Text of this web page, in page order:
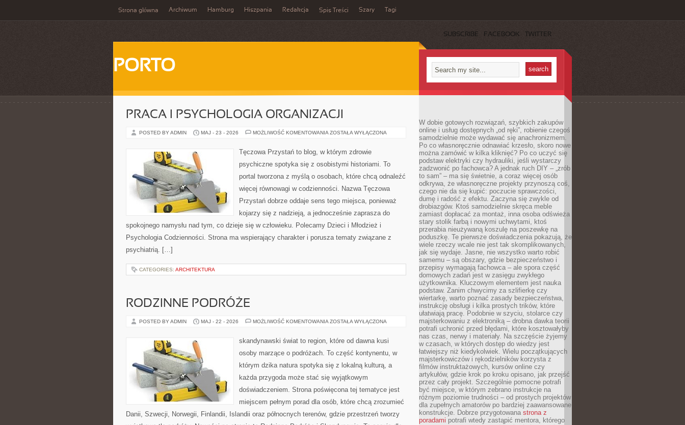
Strona główna Archiwum Hamburg Hiszpania Redakcja Spis Treści Szary Tagi
SUBSCRIBE FACEBOOK TWITTER
PORTO
PRACA I PSYCHOLOGIA ORGANIZACJI
POSTED BY ADMIN MAJ - 23 - 2026 MOŻLIWOŚĆ KOMENTOWANIA PRACA
ORGANIZACJI
ZOSTAŁA WYŁĄCZONA
Tęczowa Przystań to blog, w którym zdrowie
psychiczne spotyka się z osobistymi historiami. To
portal tworzona z myślą o osobach, które chcą odnaleźć
więcej równowagi w codzienności. Nazwa Tęczowa
Przystań dobrze oddaje sens tego miejsca, ponieważ
kojarzy się z nadzieją, a jednocześnie zaprasza do
spokojnego namysłu nad tym, co dzieje się w człowieku. Polecamy Dzieci i Młodzież i
Psychologia Codzienności. Strona ma wspierający charakter i porusza tematy związane z
psychiatrią. […]
CATEGORIES: ARCHITEKTURA
RODZINNE PODRÓŻE
POSTED BY ADMIN MAJ - 22 - 2026 MOŻLIWOŚĆ KOMENTOWANIA RODZINNE
ZOSTAŁA WYŁĄCZONA
skandynawski świat to region, które od dawna kusi
osoby marzące o podróżach. To część kontynentu, w
którym dzika natura spotyka się z lokalną kulturą, a
każda przygoda może stać się wyjątkowym
doświadczeniem. Strona poświęcona tej tematyce jest
miejscem pełnym porad dla osób, które chcą zrozumieć
Danii, Szwecji, Norwegii, Finlandii, Islandii oraz północnych terenów, gdzie przestrzeń tworzy
W dobie gotowych rozwiązań, szybkich zakupów
online i usług dostępnych „od ręki”, robienie czegoś
samodzielnie może wydawać się anachronizmem.
Po co własnoręcznie odnawiać krzesło, skoro nowe
można zamówić w kilka kliknięć? Po co uczyć się
podstaw elektryki czy hydrauliki, jeśli wystarczy
zadzwonić po fachowca? A jednak ruch DIY – „zrób
to sam” – ma się świetnie, a coraz więcej osób
odkrywa, że własnoręczne projekty przynoszą coś,
czego nie da się kupić: poczucie sprawczości,
dumę i radość z efektu. Zaczyna się zwykle od
drobiazgów. Ktoś samodzielnie skręca meble
zamiast dopłacać za montaż, inna osoba odświeża
stary stolik farbą i nowymi uchwytami, ktoś
przerabia nieużywaną koszulę na poszewkę na
poduszkę. Te pierwsze doświadczenia pokazują, że
wiele rzeczy wcale nie jest tak skomplikowanych,
jak się wydaje. Jasne, nie wszystko warto robić
samemu – są obszary, gdzie bezpieczeństwo i
przepisy wymagają fachowca – ale spora część
domowych zadań jest w zasięgu zwykłego
użytkownika. Kluczowym elementem jest nauka
podstaw. Zanim chwycimy za szlifierkę czy
wiertarkę, warto poznać zasady bezpieczeństwa,
instrukcję obsługi i kilka prostych trików, które
ułatwiają pracę. Podobnie w szyciu, stolarce czy
majsterkowaniu z elektroniką – drobna dawka teorii
potrafi uchronić przed błędami, które kosztowałyby
nas czas, nerwy i materiały. Na szczęście żyjemy
w czasach, w których dostęp do wiedzy jest
łatwiejszy niż kiedykolwiek. Wielu początkujących
majsterkowiczów i rękodzielników korzysta z
filmów instruktażowych, kursów online czy
artykułów, gdzie krok po kroku opisano, jak przejść
przez cały projekt. Szczególnie pomocne potrafi
być miejsce, w którym zebrano instrukcje na
różnym poziomie trudności – od prostych projektów
dla zupełnych amatorów po bardziej zaawansowane
konstrukcje. Dobrze przygotowana strona z
poradami potrafi wtedy zastąpić mentora, którego